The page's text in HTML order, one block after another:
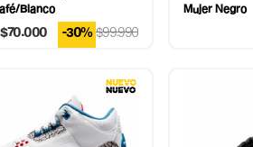
Blanco
$99.990
$70.000 -30%
Mujer Negro